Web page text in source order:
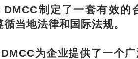
DMCC制定了一套有效的
当地法律和国际法规。
为企业提供了一个